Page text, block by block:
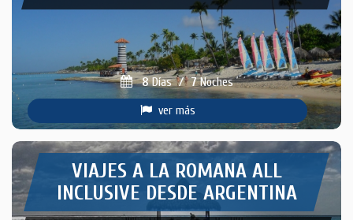
8Días / 7Noches
ver más
VIAJES A LA ROMANA ALL
INCLUSIVE DESDE ARGENTINA